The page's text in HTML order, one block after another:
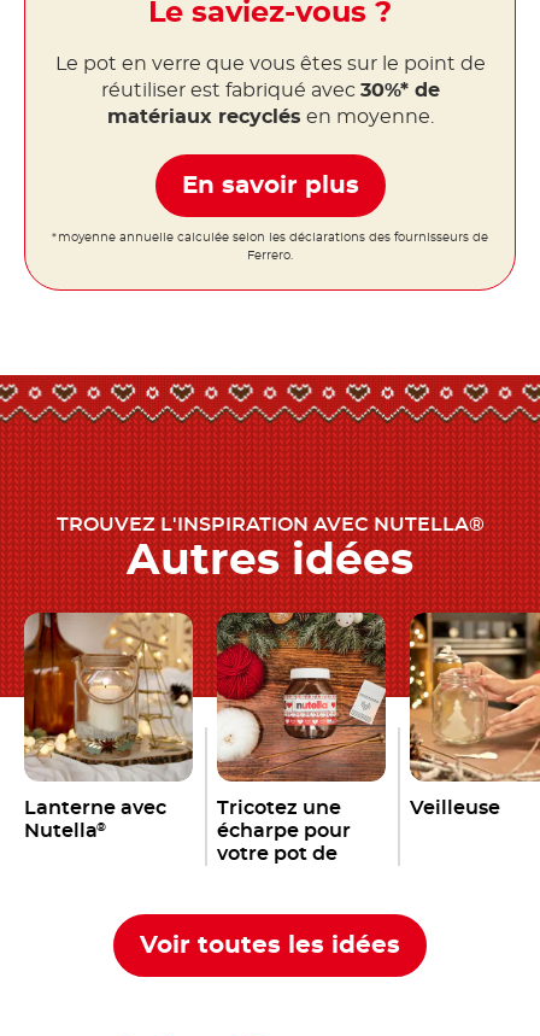
Le saviez-vous ?
Le pot en verre que vous êtes sur le point de
réutiliser est fabriqué avec 30%* de
matériaux recyclés en moyenne.
En savoir plus
*moyenne annuelle calculée selon les déclarations des fournisseurs de
Ferrero.
TROUVEZ L'INSPIRATION AVEC NUTELLA®
Autres idées
Lanterne avec
Nutella®
Tricotez une
écharpe pour
votre pot de
Veilleuse
Voir toutes les idées